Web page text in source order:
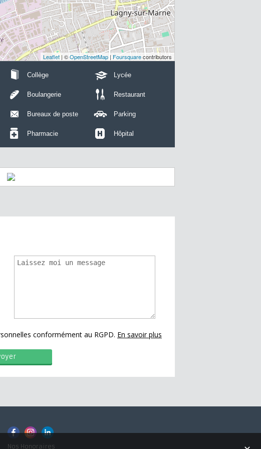
Leaflet | ©OpenStreetMap | Foursquarecontributors
Collège Lycée
Boulangerie Restaurant
Bureaux de poste Parking
Pharmacie Hôpital
conformément au RGPD. En savoir plus
Nos Honoraires